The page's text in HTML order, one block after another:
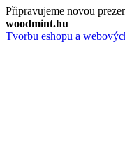
Připravujeme novou
woodmint.hu
Tvorbu eshopu a